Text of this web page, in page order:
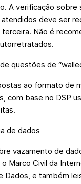
A verificação sobre
deve ser
Não é
questões de
ao formato de
com base no DSP
de dados
vazamento de
Marco Civil da
Dados, e também